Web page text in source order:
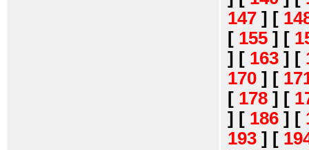
147 ] [
[ 155 ] [
] [ 163 ] [
170 ] [
[ 178 ] [
] [ 186 ] [
193 ] [